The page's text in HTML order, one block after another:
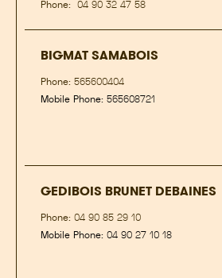
Phone: 04 90 32 47 58
BIGMAT SAMABOIS
Phone: 565600404
Mobile Phone: 565608721
GEDIBOIS BRUNET DEBAINES
Phone: 04 90 85 29 10
Mobile Phone: 04 90 27 10 18